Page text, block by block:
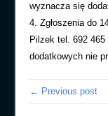
wyznacza się
4. Zgłoszenia do
Pilzek tel. 692
dodatkowych nie
← Previous post